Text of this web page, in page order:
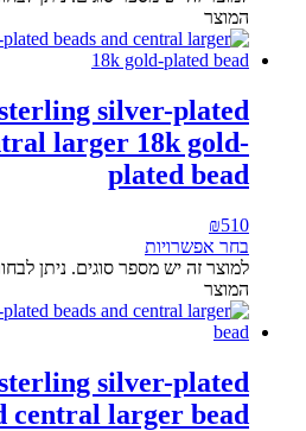
המוצר
silver-plated
larger 18k gold-
plated bead
₪510
בחר אפשרויות
למוצר זה יש מספר סוגים. ניתן
המוצר
silver-plated
central larger bead